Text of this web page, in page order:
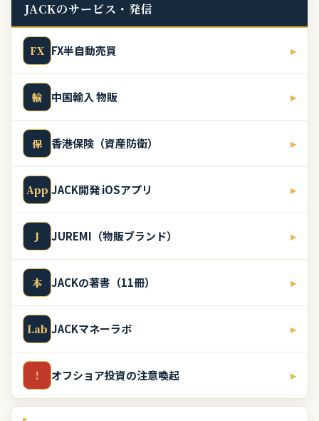
JACKのサービス・発信
FX FX半自動売買 ▸
輸 中国輸入 物販 ▸
保 香港保険（資産防衛） ▸
App JACK開発 iOSアプリ ▸
J JUREMI（物販ブランド） ▸
本 JACKの著書（11冊） ▸
Lab JACKマネーラボ ▸
! オフショア投資の注意喚起 ▸